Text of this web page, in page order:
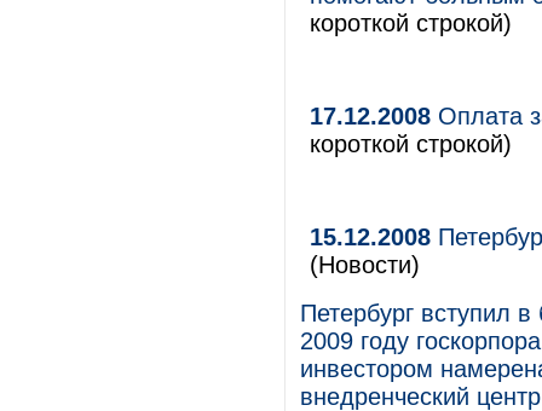
короткой строкой)
17.12.2008 Оплата
короткой строкой)
15.12.2008
(Новости)
Петербург вступил
2009 году
инвестором
внедренческий